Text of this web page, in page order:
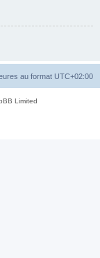
au format UTC+02:00
Limited